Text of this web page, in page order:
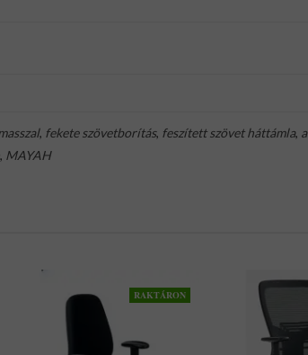
, fekete szövetborítás, feszített szövet háttámla,
, MAYAH
RAKTÁRON